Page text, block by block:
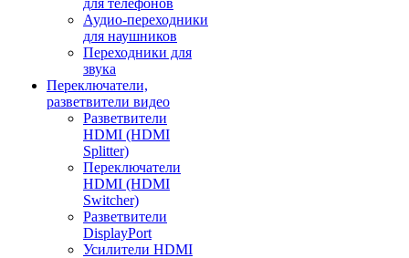
для телефонов
Аудио-переходники
для наушников
Переходники для
звука
Переключатели,
разветвители видео
Разветвители
HDMI (HDMI
Splitter)
Переключатели
HDMI (HDMI
Switcher)
Разветвители
DisplayPort
Усилители HDMI